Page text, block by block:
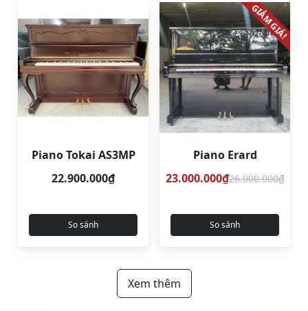
Piano Tokai AS3MP
22.900.000₫
So sánh
GIẢM GIÁ!
Piano Erard
23.000.000₫26.000.000₫
So sánh
Xem thêm